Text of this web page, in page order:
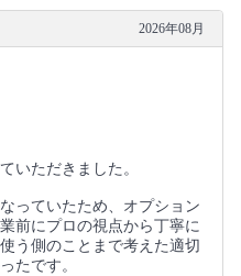
2026年08月
いただきました。
っていたため、オプション
前にプロの視点から丁寧に
う側のことまで考えた適切
たです。